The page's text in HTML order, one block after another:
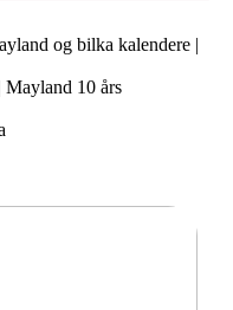
og bilka kalendere |
Mayland 10 års